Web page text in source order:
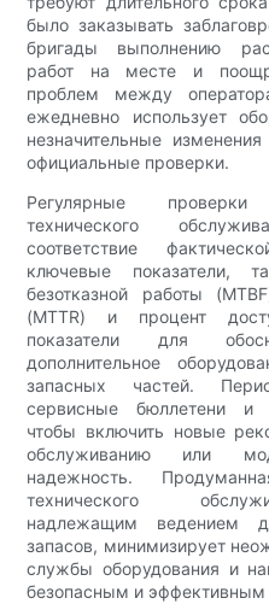
было заказывать
бригады выполнению
работ на месте и
проблем между
ежедневно использует
незначительные
официальные проверки.
Регулярные
технического
соответствие
ключевые показатели,
безотказной работы
(MTTR) и процент
показатели для
дополнительное
запасных частей.
сервисные бюллетени и
чтобы включить новые
обслуживанию или
надежность.
технического
надлежащим ведением
запасов, минимизирует
службы оборудования и
безопасным и эффективным